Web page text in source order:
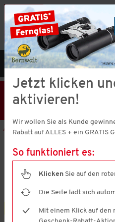
Vorteilshop App:
Jetzt neu!
Gleich
MENÜ
25% Rabatt
+ Geschenk
Code
Aktion nur noch 1 Tage 0
von
Sternen,
8-teilig
Jetzt klicken
aktivieren!
Wir wollen Sie als Kunde
Rabatt auf ALLES + ein GRATIS
So funktioniert es:
Klicken Sie auf den
Die Seite lädt sich
Mit einem Klick auf den